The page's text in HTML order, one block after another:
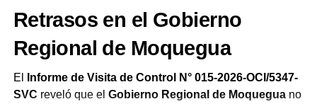
Retrasos en el Gobierno
Regional de Moquegua
El
Informe de Visita de Control N° 015-2026-OCI/5347-
SVC reveló que el Gobierno Regional de Moqueguano